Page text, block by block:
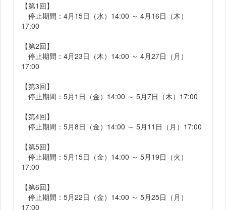
【第1回】
停止期間：4月15日（水）14:00 ～ 4月16日（木）
17:00
【第2回】
停止期間：4月23日（木）14:00 ～ 4月27日（月）
17:00
【第3回】
停止期間：5月1日（金）14:00 ～ 5月7日（木）17:00
【第4回】
停止期間：5月8日（金）14:00 ～ 5月11日（月）17:00
【第5回】
停止期間：5月15日（金）14:00 ～ 5月19日（火）
17:00
【第6回】
停止期間：5月22日（金）14:00 ～ 5月25日（月）
17:00